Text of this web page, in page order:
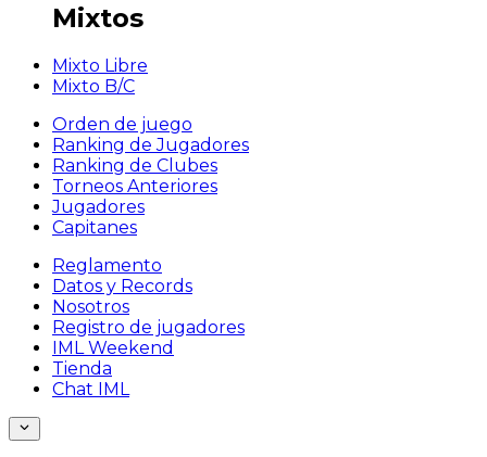
Mixtos
Mixto Libre
Mixto B/C
Orden de juego
Ranking de Jugadores
Ranking de Clubes
Torneos Anteriores
Jugadores
Capitanes
Reglamento
Datos y Records
Nosotros
Registro de jugadores
IML Weekend
Tienda
Chat IML